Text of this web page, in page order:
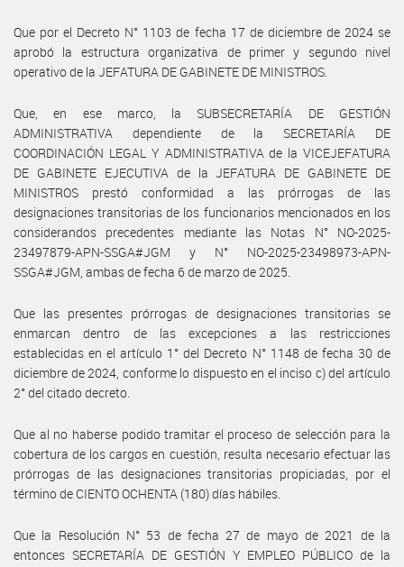
Que por el Decreto N° 1103 de fecha 17 de diciembre de 2024 se
aprobó la estructura organizativa de primer y segundo nivel
operativo de la JEFATURA DE GABINETE DE MINISTROS.
Que, en ese marco, la SUBSECRETARÍA DE GESTIÓN
ADMINISTRATIVA dependiente de la SECRETARÍA DE
COORDINACIÓN LEGAL Y ADMINISTRATIVA de la VICEJEFATURA
DE GABINETE EJECUTIVA de la JEFATURA DE GABINETE DE
MINISTROS prestó conformidad a las prórrogas de las
designaciones transitorias de los funcionarios mencionados en los
considerandos precedentes mediante las Notas N° NO-2025-
23497879-APN-SSGA#JGM y N° NO-2025-23498973-APN-
SSGA#JGM, ambas de fecha 6 de marzo de 2025.
Que las presentes prórrogas de designaciones transitorias se
enmarcan dentro de las excepciones a las restricciones
establecidas en el artículo 1° del Decreto N° 1148 de fecha 30 de
diciembre de 2024, conforme lo dispuesto en el inciso c) del artículo
2° del citado decreto.
Que al no haberse podido tramitar el proceso de selección para la
cobertura de los cargos en cuestión, resulta necesario efectuar las
prórrogas de las designaciones transitorias propiciadas, por el
término de CIENTO OCHENTA (180) días hábiles.
Que la Resolución N° 53 de fecha 27 de mayo de 2021 de la
entonces SECRETARÍA DE GESTIÓN Y EMPLEO PÚBLICO de la